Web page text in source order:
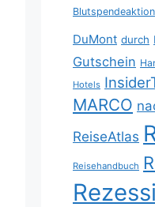
Blutspendeaktion
DuMont durch
Gutschein
Hotels
MARCO
ReiseAtlas
Reisehandbuch